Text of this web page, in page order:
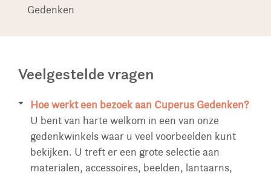
Gedenken
Veelgestelde vragen
Hoe werkt een bezoek aan Cuperus Gedenken?
U bent van harte welkom in een van onze
gedenkwinkels waar u veel voorbeelden kunt
bekijken. U treft er een grote selectie aan
materialen, accessoires, beelden, lantaarns,